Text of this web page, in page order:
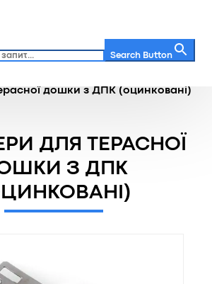
Search Button
дошки з ДПК (оцинковані)
ДЛЯ ТЕРАСНОЇ
З ДПК